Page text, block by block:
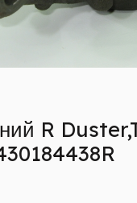
R